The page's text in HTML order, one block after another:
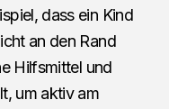
dass ein Kind
an den Rand
Hilfsmittel und
um aktiv am